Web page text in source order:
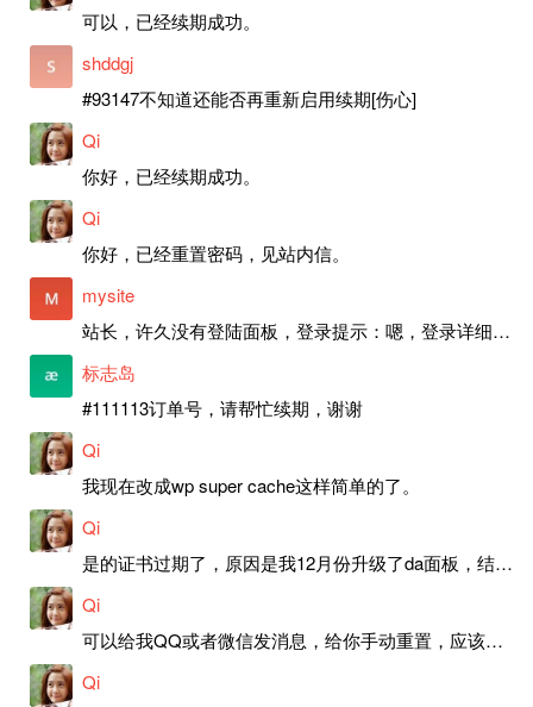
可以，已经续期成功。
shddgj
#93147不知道还能否再重新启用续期[伤心]
Qi
你好，已经续期成功。
Qi
你好，已经重置密码，见站内信。
mysite
站长，许久没有登陆面板，登录提示：嗯，登录详细信息似乎不正确。请重试。 网站还可以正常使用。如果是密码问题请帮忙重置一下密码。谢谢。订单号：97790，账号：aa20210950。 站长，提交了工单，你回复续期成功，不过我的问题是面部登陆信息有问题，一直是初始密码，现在无法登陆，有时间麻烦排查一下。
标志岛
#111113订单号，请帮忙续期，谢谢
Qi
我现在改成wp super cache这样简单的了。
Qi
是的证书过期了，原因是我12月份升级了da面板，结果后台证书就不更新了，目前还在排查问题。切换PHP版本现在没有了，因为DA新版不支持。
Qi
可以给我QQ或者微信发消息，给你手动重置，应该是服务器插件有问题了，这个wp的主题太老了，导致现在好多的问题，网站的签到功能也是因为这个原因导致的。
Qi